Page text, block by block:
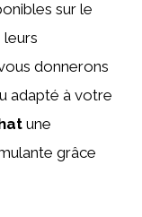
sur le
leurs
donnerons
adapté à votre
une
grâce